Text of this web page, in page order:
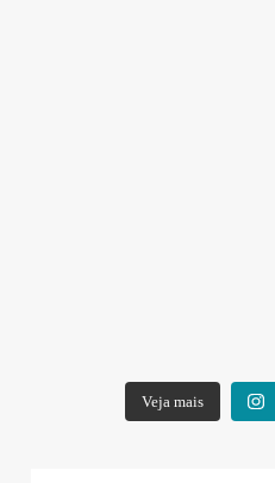
Veja mais